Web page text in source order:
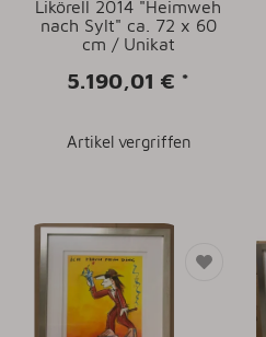
Likörell 2014 "Heimweh
nach Sylt" ca. 72 x 60
cm / Unikat
5.190,01 € *
Artikel vergriffen